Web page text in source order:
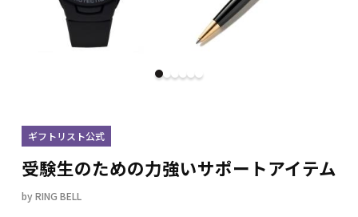
ギフトリスト公式
受験生のための力強いサポートアイテム
byRING BELL